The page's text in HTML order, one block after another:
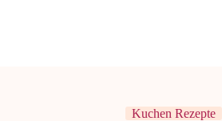
Kuchen Rezepte